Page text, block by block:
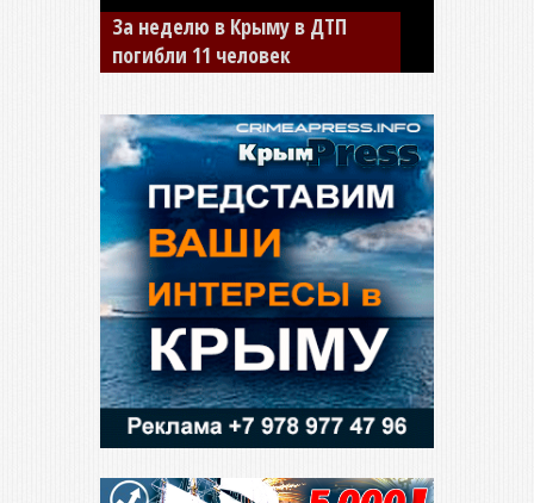
В Джанкое водитель ВАЗа
сбил двух детей на «зебре»